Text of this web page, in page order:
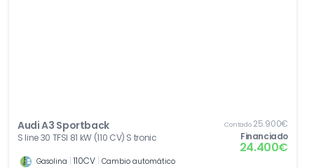
Audi A3 Sportback
S line 30 TFSI 81 kW (110 CV) S tronic
Contado25.900€
Financiado
24.400€
Gasolina 110CV Cambio automático